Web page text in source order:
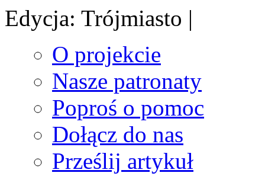
Edycja: Trójmiasto |
O projekcie
Nasze patronaty
Poproś o pomoc
Dołącz do nas
Prześlij artykuł